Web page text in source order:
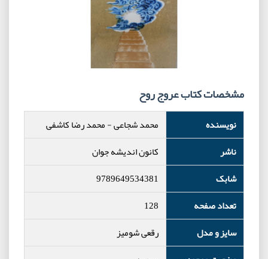
مشخصات کتاب عروج روح
نویسنده محمد شجاعی-محمد رضا کاشفی
ناشر
کانون اندیشه جوان
شابک
9789649534381
تعداد صفحه
128
سایز و مدل
رقعی شومیز